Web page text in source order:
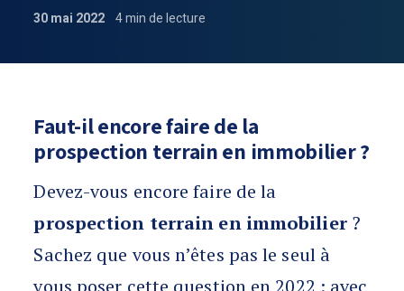
30 mai 2022 4min de lecture
La prospection terrain en immobilier :
Faut-il encore faire de la
prospection terrain en immobilier ?
Devez-vous encore faire de la
prospection terrain en immobilier?
Sachez que vous n’êtes pas le seul à
vous poser cette question en 2022 : avec